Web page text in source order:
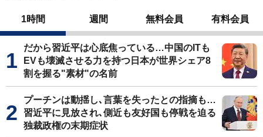
1時間 週間 無料会員 有料会員
だから習近平は心底焦っている…中国のITも
EVも壊滅させる力を持つ日本が世界シェア8
割を握る"素材"の名前
プーチンは動揺し､言葉を失ったとの指摘も…
習近平に見放され､側近も友好国も停戦を迫る
独裁政権の末期症状